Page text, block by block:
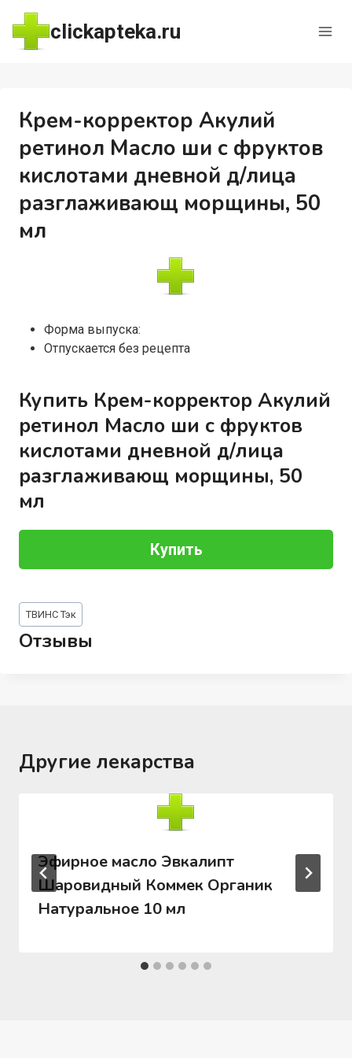
Перейти
содержимому
clickapteka.ru
Крем-корректор Акулий
ретинол Масло ши с фруктов
кислотами дневной д/лица
разглаживающ морщины, 50
мл
Форма выпуска:
Отпускается без рецепта
Купить Крем-корректор Акулий
ретинол Масло ши с фруктов
кислотами дневной д/лица
разглаживающ морщины, 50
мл
Купить
Метки
записи:
ТВИНС Тэк
Отзывы
Другие лекарства
Эфирное масло Эвкалипт
Шаровидный Коммек Органик
Натуральное 10 мл